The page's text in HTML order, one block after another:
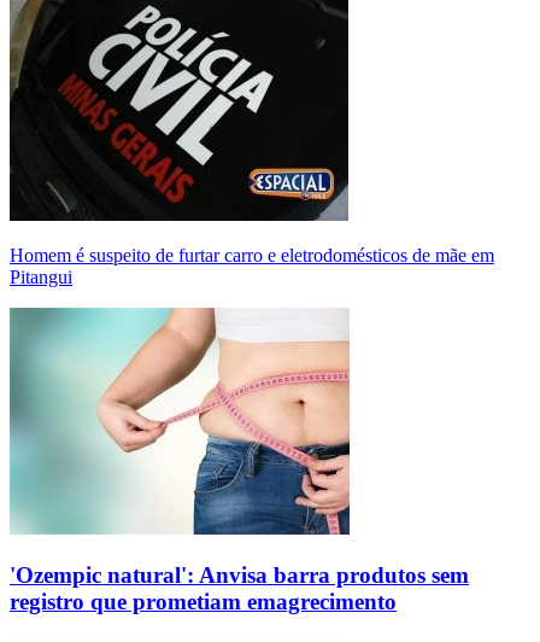
Homem é suspeito de furtar carro e eletrodomésticos de mãe em
Pitangui
'Ozempic natural': Anvisa barra produtos sem
registro que prometiam emagrecimento